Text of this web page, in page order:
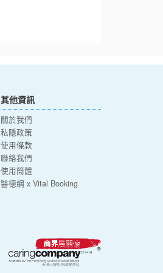
其他資訊
關於我們
私隱政策
使用條款
聯絡我們
使用簡體
醫德網 x Vital Booking